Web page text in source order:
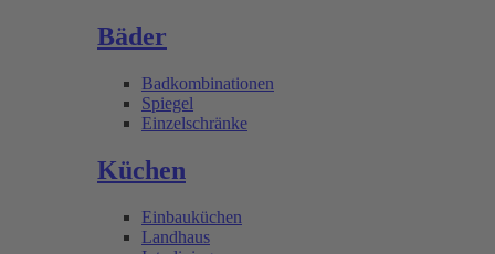
Bäder
Badkombinationen
Spiegel
Einzelschränke
Küchen
Einbauküchen
Landhaus